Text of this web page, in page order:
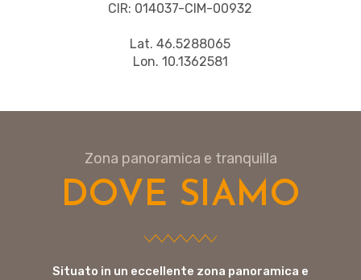
CIR: 014037-CIM-00932
Lat. 46.5288065
Lon. 10.1362581
Zona panoramica e tranquilla
DOVE SIAMO
Situato in un eccellente zona panoramica e